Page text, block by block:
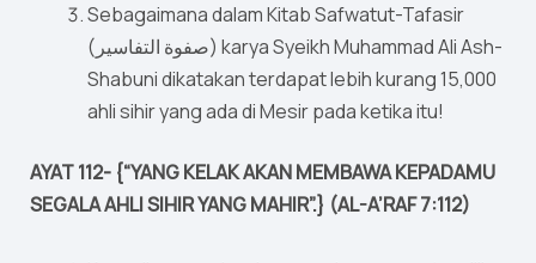
Sebagaimana dalam Kitab Safwatut-Tafasir
(صفوة التفاسير) karya Syeikh Muhammad Ali Ash-
Shabuni dikatakan terdapat lebih kurang 15,000
ahli sihir yang ada di Mesir pada ketika itu!
AYAT 112- {“YANG KELAK AKAN MEMBAWA KEPADAMU
SEGALA AHLI SIHIR YANG MAHIR”.} (AL-A’RAF 7:112)